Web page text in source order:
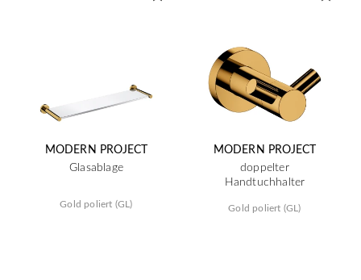
MODERN PROJECT
Glasablage
Gold poliert (GL)
MODERN PROJECT
doppelter
Handtuchhalter
Gold poliert (GL)